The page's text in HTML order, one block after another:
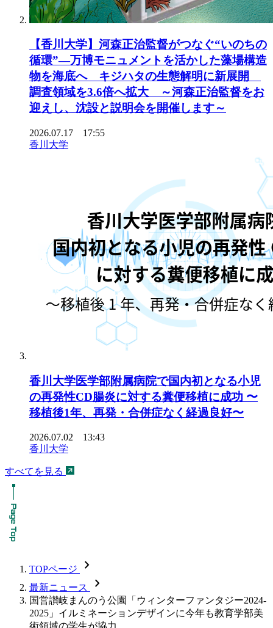
【香川大学】河森正治監督がつなぐ“いのちの
循環”―万博モニュメントを活かした藻場構造
物を海底へ キジハタの生態解明に新展開
調査領域を3.6倍へ拡大 ～河森正治監督をお
迎えし、沈設と説明会を開催します～
2026.07.17 17:55
香川大学
香川大学医学部附属病院で国内初となる小児
の再発性CD腸炎に対する糞便移植に成功 〜
移植後1年、再発・合併症なく経過良好〜
2026.07.02 13:43
香川大学
すべてを見る
TOPページ chevron_forward
最新ニュース chevron_forward
国営讃岐まんのう公園「ウィンターファンタジー2024-
2025」イルミネーションデザインに今年も教育学部美